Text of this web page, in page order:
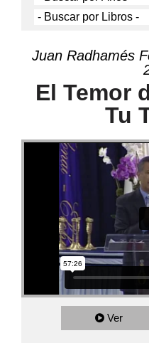
Juan Radhamés
El Temor
Tu
Ver